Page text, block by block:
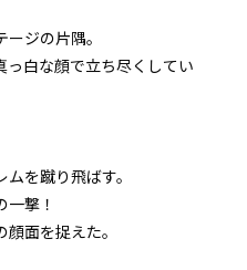
日：君の代わりはどこに
る
ジの片隅。
白な顔で立ち尽くしてい
を蹴り飛ばす。
――！
面を捉えた。